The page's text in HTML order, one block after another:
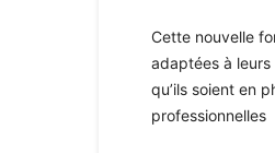
Cette nouvelle
adaptées à
qu’ils soient en
professionnelles